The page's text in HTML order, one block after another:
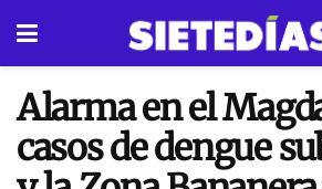
Alarma en el
casos de dengue